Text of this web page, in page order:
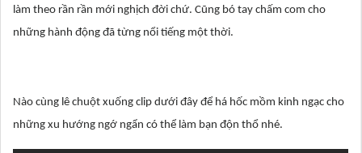
làm theo rần rần mới nghịch đời chứ. Cũng bó tay chấm com cho
những hành động đã từng nổi tiếng một thời.
Nào cùng lê chuột xuống clip dưới đây để há hốc mồm kinh ngạc cho
những xu hướng ngớ ngẩn có thể làm bạn độn thổ nhé.